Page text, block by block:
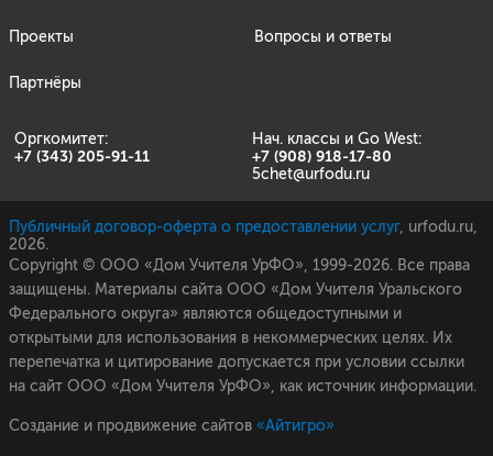
Проекты
Партнёры
Вопросы и ответы
Оргкомитет: Нач. классы и Go West:
+7 (343) 205-91-11 +7 (908) 918-17-80
5chet@urfodu.ru
Публичный договор-оферта о предоставлении услуг, urfodu.ru,
2026.
Copyright © ООО «Дом Учителя УрФО», 1999-2026. Все права
защищены. Материалы сайта ООО «Дом Учителя Уральского
Федерального округа» являются общедоступными и
открытыми для использования в некоммерческих целях. Их
перепечатка и цитирование допускается при условии ссылки
на сайт ООО «Дом Учителя УрФО», как источник информации.
Создание и продвижение сайтов «Айтигро»